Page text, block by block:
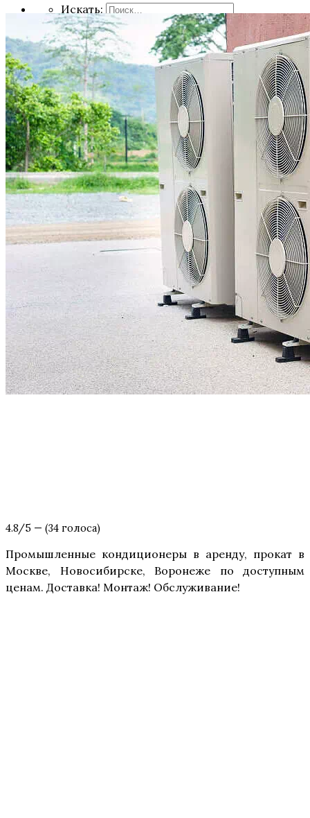
Искать:
Главная
Оборудование
Нагрев воздуха
Охлаждение воздуха
Увлажнение воздуха
Очистка воздуха
Осушение воздуха
Тепловые пушки
Антимоскитные лампы
Бактерицидные лампы
Заказчикам
Доставка и монтаж
Оплата
Скидки
Наши работы
Контакты
Пользовательское соглашение
Политика конфиденциальности
СЕЙЧАС МЫ РАБОТАЕМ
Москва+7 (964) 526-05-54
Санкт-Петербург+7 (964) 526-05-54
4.8/5 — (34 голоса)
Про­мыш­лен­ные кон­ди­ци­о­не­ры в арен­ду, про­кат в
Москве, Ново­си­бир­ске, Воро­не­же по доступ­ным
ценам. Достав­ка! Мон­таж! Обслуживание!